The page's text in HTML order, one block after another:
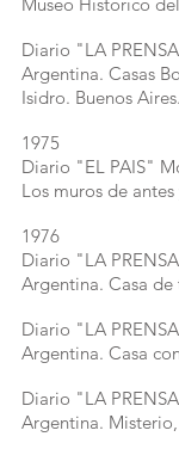
Diario "LA
Argentina. Casas
Isidro. Buenos Aires.
1975
Diario "EL PAIS"
Los muros de
1976
Diario "LA
Argentina. Casa de
Diario "LA
Argentina. Casa
Diario "LA
Argentina.